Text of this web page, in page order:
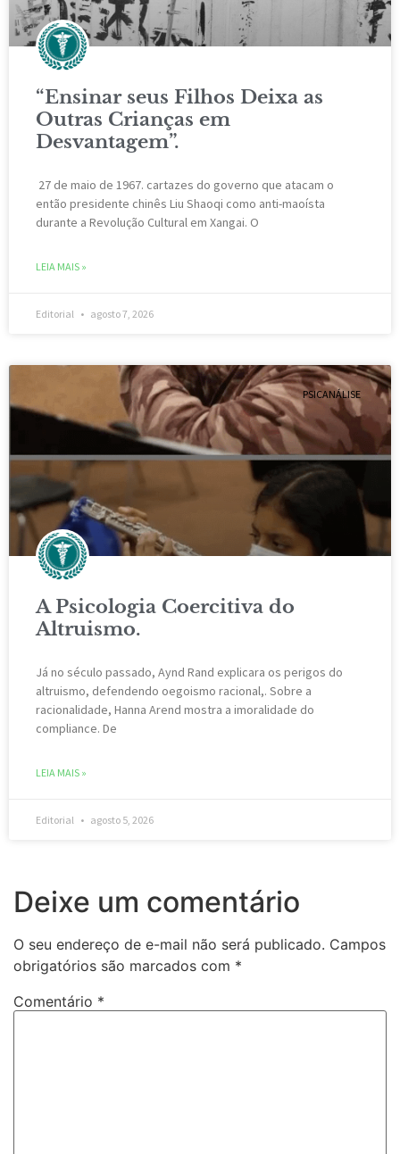
“Ensinar seus Filhos Deixa as
Outras Crianças em
Desvantagem”.
27 de maio de 1967. cartazes do governo que atacam o
então presidente chinês Liu Shaoqi como anti-maoísta
durante a Revolução Cultural em Xangai. O
LEIA MAIS »
Editorial agosto 7, 2026
PSICANÁLISE
A Psicologia Coercitiva do
Altruismo.
Já no século passado, Aynd Rand explicara os perigos do
altruismo, defendendo oegoismo racional,. Sobre a
racionalidade, Hanna Arend mostra a imoralidade do
compliance. De
LEIA MAIS »
Editorial agosto 5, 2026
Deixe um comentário
O seu endereço de e-mail não será publicado. Campos
obrigatórios são marcados com *
Comentário *